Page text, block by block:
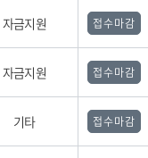
자금지원 접수마감
자금지원 접수마감
기타 접수마감